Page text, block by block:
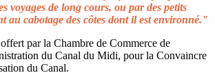
voyages de long cours, ou par des petits
au cabotage des côtes dont il est environné."
par la Chambre de Commerce de
du Canal du Midi, pour la Convaincre
du Canal.